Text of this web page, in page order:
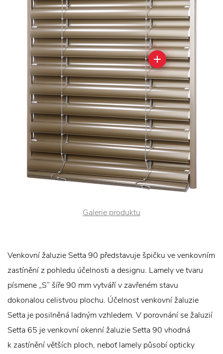
Galerie produktu
Venkovní žaluzie Setta 90 představuje špičku ve venkovním
zastínění z pohledu účelnosti a designu. Lamely ve tvaru
písmene „S“ šíře 90 mm vytváří v zavřeném stavu
dokonalou celistvou plochu. Účelnost venkovní žaluzie
Setta je posilněná ladným vzhledem. V porovnání se žaluzií
Setta 65 je venkovní okenní žaluzie Setta 90 vhodná
k zastínění větších ploch, neboť lamely působí opticky